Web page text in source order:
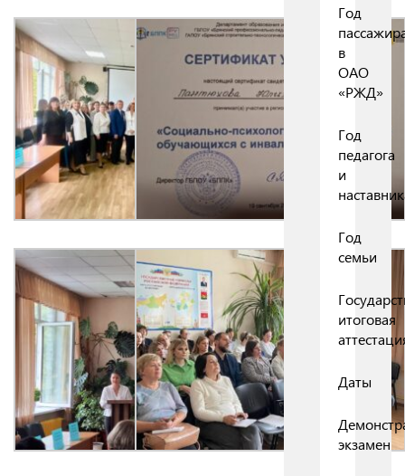
Год
в
ОАО
«РЖД»
Год
педагога
и
Год
семьи
итоговая
Даты
экзамен